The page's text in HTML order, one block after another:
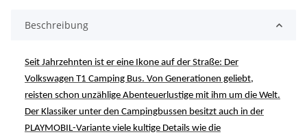
Beschreibung
Seit Jahrzehnten ist er eine Ikone auf der Straße: Der
Volkswagen T1 Camping Bus. Von Generationen geliebt,
reisten schon unzählige Abenteuerlustige mit ihm um die Welt.
Der Klassiker unter den Campingbussen besitzt auch in der
PLAYMOBIL-Variante viele kultige Details wie die